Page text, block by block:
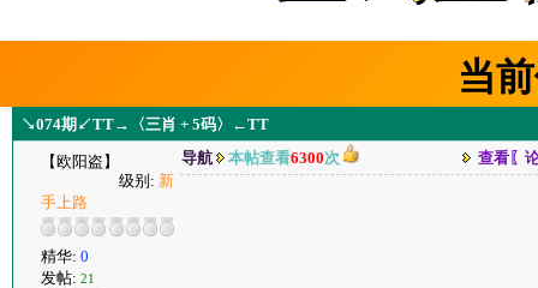
当
↘074期↙TT→〈三肖 + 5码〉←TT
【欧阳盗】
级别: 新
手上路
精华: 0
发帖: 21
导航 本帖查看6300次 查看〖